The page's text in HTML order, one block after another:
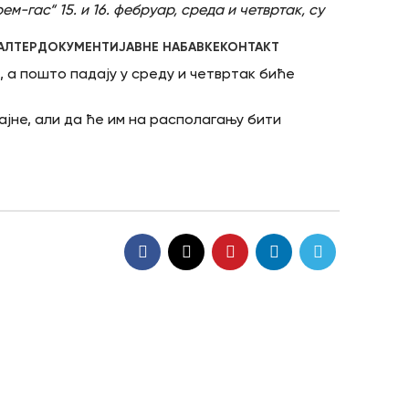
ДОКУМЕНТИЈАВНЕ НАБАВКЕ КОНТАКТ
гас“ 15. и 16. фебруар, среда и четвртак, су
пошто падају у среду и четвртак биће
али да ће им на располагању бити